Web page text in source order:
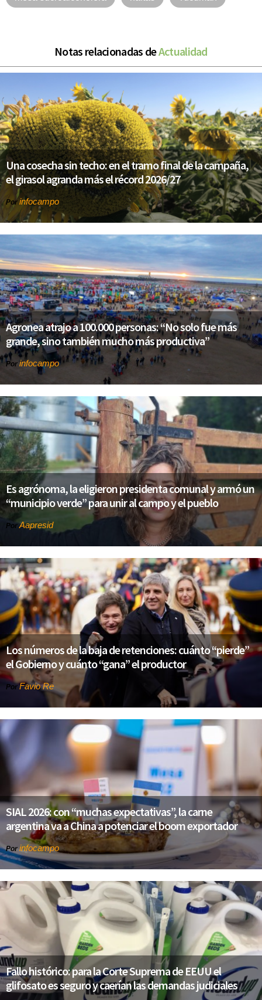
Notas relacionadas deActualidad
Una cosecha sin techo: en el tramo final de la campaña,
el girasol agranda más el récord 2026/27
Por infocampo
Agronea atrajo a 100.000 personas: “No solo fue más
grande, sino también mucho más productiva”
Por infocampo
Es agrónoma, la eligieron presidenta comunal y armó un
“municipio verde” para unir al campo y el pueblo
PorAapresid
Los números de la baja de retenciones: cuánto “pierde”
el Gobierno y cuánto “gana” el productor
Por Favio Re
SIAL 2026: con “muchas expectativas”, la carne
argentina va a China a potenciar el boom exportador
Porinfocampo
Fallo histórico: para la Corte Suprema de EEUU el
glifosato es seguro y caerían las demandas judiciales